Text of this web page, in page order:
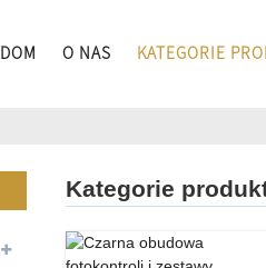
DOM O NAS KATEGORIE
Kategorie